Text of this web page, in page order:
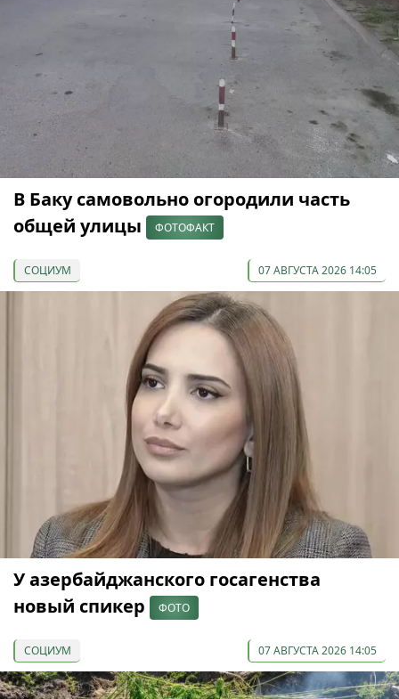
В Баку самовольно огородили часть
общей улицы
ФОТОФАКТ
СОЦИУМ 07 АВГУСТА 2026 14:05
У азербайджанского госагенства
новый спикер
ФОТО
СОЦИУМ 07 АВГУСТА 2026 14:05